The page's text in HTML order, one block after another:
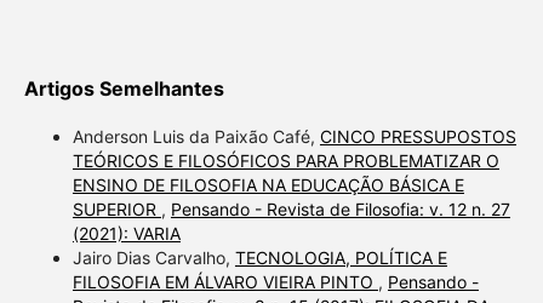
Artigos Semelhantes
Anderson Luis da Paixão Café, CINCO PRESSUPOSTOS
TEÓRICOS E FILOSÓFICOS PARA PROBLEMATIZAR O
ENSINO DE FILOSOFIA NA EDUCAÇÃO BÁSICA E
SUPERIOR , Pensando - Revista de Filosofia: v. 12 n. 27
(2021): VARIA
Jairo Dias Carvalho, TECNOLOGIA, POLÍTICA E
FILOSOFIA EM ÁLVARO VIEIRA PINTO , Pensando -